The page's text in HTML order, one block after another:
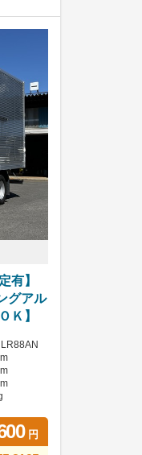
有】
グアル
Ｋ】
円